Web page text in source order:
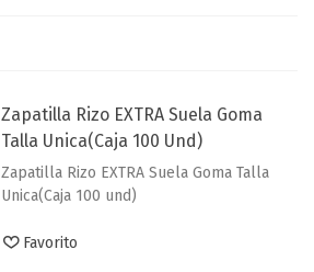
Zapatilla Rizo EXTRA Suela Goma
Talla Unica(Caja 100 Und)
Zapatilla Rizo EXTRA Suela Goma Talla
Unica(Caja 100 und)
Favorito